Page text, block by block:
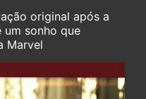
original após a
sonho que
Marvel